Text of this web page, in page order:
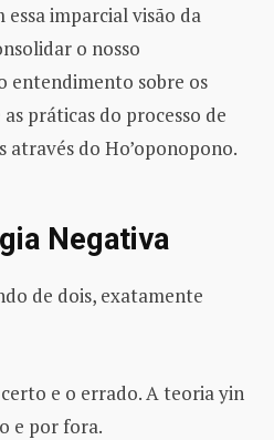
imparcial visão da
o nosso
entendimento sobre os
práticas do processo de
através do Ho’oponopono.
Negativa
de dois, exatamente
e o errado. A teoria yin
e por fora.